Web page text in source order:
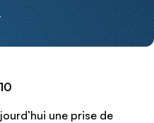
une prise de